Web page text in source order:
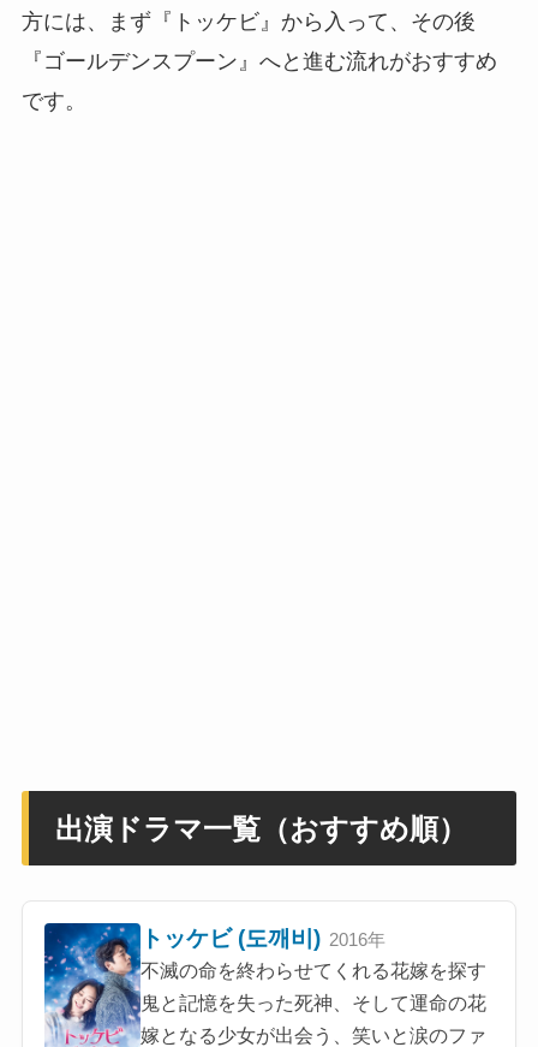
方には、まず『トッケビ』から入って、その後
『ゴールデンスプーン』へと進む流れがおすすめ
です。
出演ドラマ一覧（おすすめ順）
トッケビ (도깨비) 2016年
不滅の命を終わらせてくれる花嫁を探す
鬼と記憶を失った死神、そして運命の花
嫁となる少女が出会う、笑いと涙のファ